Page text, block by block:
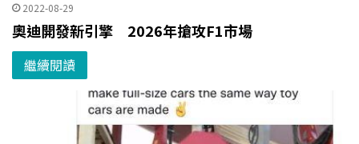
2022-08-29
奧迪開發新引擎 2026年搶攻F1市場
繼續閱讀